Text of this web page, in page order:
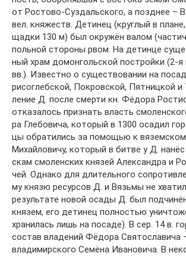
от Рос­то­во-Суз­даль­ско­го, а позд­нее –
вел. кня­жеств. Де­ти­нец (круг­лый в
щад­ки 130 м) был ок­ру­жён ва­лом
поль­ной сто­ро­ны рвом. На де­тин­це
ный храм до­мон­голь­ской по­строй­ки (2-я
вв.). Из­вест­но о су­ще­ст­во­ва­нии на
ри­сог­леб­ской, По­кров­ской, Пят­ниц­кой
ле­ние Д. по­сле смер­ти кн. Фё­до­ра
от­ка­за­лось при­знать власть
ра Гле­бо­ви­ча, ко­то­рый в 1300 оса­дил
цы об­ра­ти­лись за по­мо­щью к
Ми­хай­ло­ви­чу, ко­то­рый в бит­ве у Д.
скам смо­лен­ских кня­зей Алек­сан­д­ра и
чей. Од­на­ко для дли­тель­но­го
му кня­зю ре­сур­сов Д. и Вязь­мы не
ре­зуль­та­те но­вой оса­ды Д. был
кня­зем, его де­ти­нец пол­но­стью
хра­ни­лась лишь на по­са­де). В сер. 14 в.
со­став вла­де­ний Фё­до­ра Свя­то­сла­ви­ча
вла­ди­мир­ско­го Се­мё­на Ива­но­ви­ча. В